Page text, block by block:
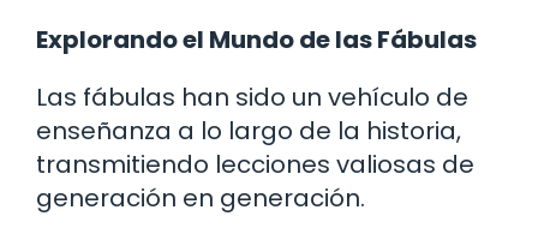
Explorando el Mundo de las Fábulas
Las fábulas han sido un vehículo de
enseñanza a lo largo de la historia,
transmitiendo lecciones valiosas de
generación en generación.